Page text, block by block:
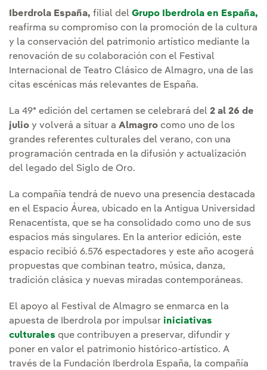
Iberdrola España, filial del Grupo Iberdrola en España,
reafirma su compromiso con la promoción de la cultura
y la conservación del patrimonio artístico mediante la
renovación de su colaboración con el Festival
Internacional de Teatro Clásico de Almagro, una de las
citas escénicas más relevantes de España.
La 49ª edición del certamen se celebrará del 2 al 26 de
julio y volverá a situar a Almagro como uno de los
grandes referentes culturales del verano, con una
programación centrada en la difusión y actualización
del legado del Siglo de Oro.
La compañía tendrá de nuevo una presencia destacada
en el Espacio Áurea, ubicado en la Antigua Universidad
Renacentista, que se ha consolidado como uno de sus
espacios más singulares. En la anterior edición, este
espacio recibió 6.576 espectadores y este año acogerá
propuestas que combinan teatro, música, danza,
tradición clásica y nuevas miradas contemporáneas.
El apoyo al Festival de Almagro se enmarca en la
apuesta de Iberdrola por impulsar iniciativas
culturales que contribuyen a preservar, difundir y
poner en valor el patrimonio histórico-artístico. A
través de la Fundación Iberdrola España, la compañía